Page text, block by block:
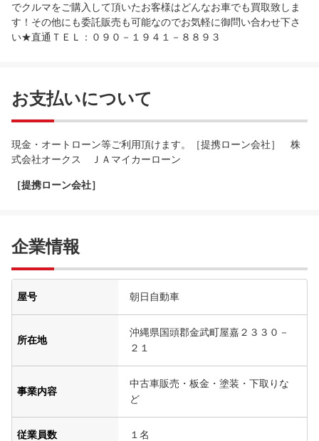
でクルマをご購入して頂いたお客様はどんなお車でも買取致しま
す！その他にも委託販売も可能なのでお気軽に御問い合わせ下さ
い★直通ＴＥＬ：０９０－１９４１－８８９３
お支払いについて
現金・オートローン等ご利用頂けます。［提携ローン会社］ 株
式会社オークス ＪＡマイカーローン
［提携ローン会社］
企業情報
屋号 朝日自動車
所在地
沖縄県国頭郡金武町屋嘉２３３０－
２１
事業内容
中古車販売・板金・塗装・下取りな
ど
従業員数 １名